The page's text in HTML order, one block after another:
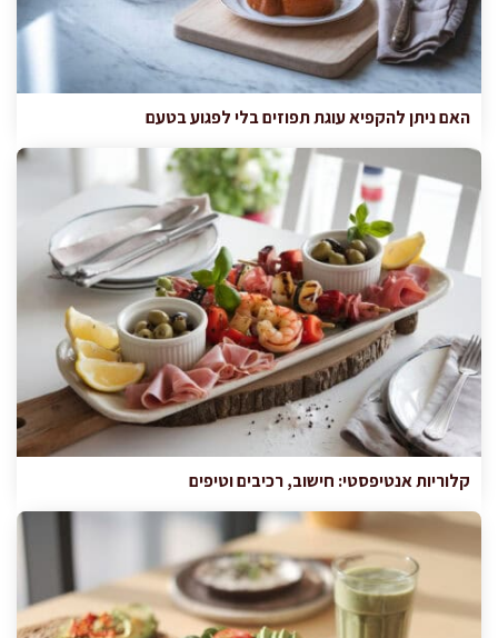
האם ניתן להקפיא עוגת תפוזים בלי לפגוע בטעם
קלוריות אנטיפסטי: חישוב, רכיבים וטיפים